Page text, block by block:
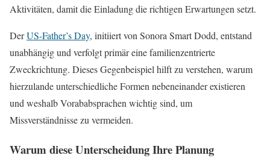
Aktivitäten, damit die Einladung die richtigen Erwartungen setzt.
DerUS‑Father’s Day, initiiert von Sonora Smart Dodd, entstand
unabhängig und verfolgt primär eine familienzentrierte
Zweckrichtung. Dieses Gegenbeispiel hilft zu verstehen, warum
hierzulande unterschiedliche Formen nebeneinander existieren
und weshalb Vorababsprachen wichtig sind, um
Missverständnisse zu vermeiden.
Warum diese Unterscheidung Ihre Planung